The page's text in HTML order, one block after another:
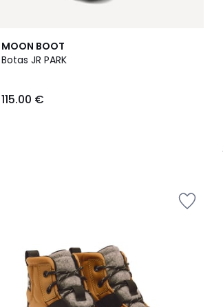
MOON BOOT
Botas JR PARK
115.00 €